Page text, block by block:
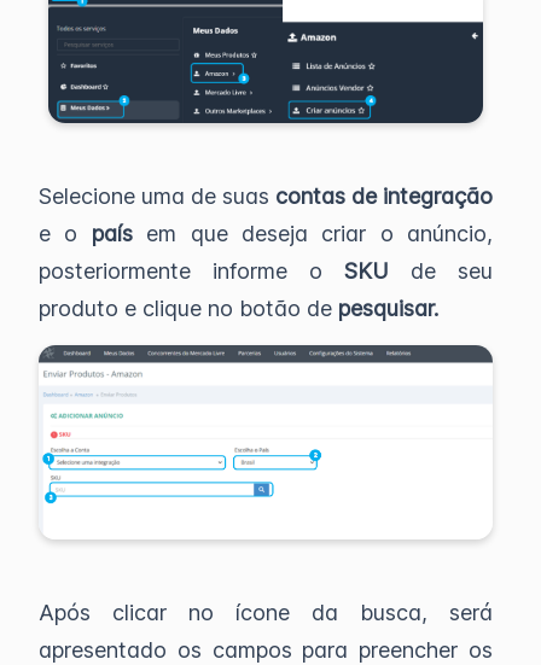
Selecione uma de suas contas de integração
e o país em que deseja criar o anúncio,
posteriormente informe o SKU de seu
produto e clique no botão de pesquisar.
Após clicar no ícone da busca, será
apresentado os campos para preencher os